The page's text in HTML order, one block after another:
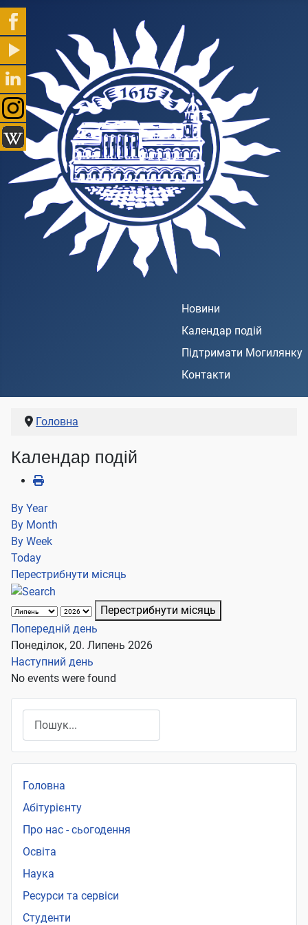
Новини
Календар подій
Підтримати Могилянку
Контакти
Головна
Календар подій
By Year
By Month
By Week
Today
Перестрибнути місяць
Перестрибнути місяць
Попередній день
Понеділок, 20. Липень 2026
Наступний день
No events were found
Головна
Абітурієнту
Про нас - сьогодення
Освіта
Наука
Ресурси та сервіси
Студенти